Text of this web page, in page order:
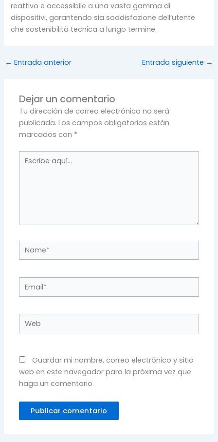
reattivo e accessibile a una vasta gamma di
dispositivi, garantendo sia soddisfazione dell’utente
che sostenibilità tecnica a lungo termine.
← Entrada anterior Entrada siguiente →
Dejar un comentario
Tu dirección de correo electrónico no será
publicada. Los campos obligatorios están
marcados con *
Escribe
Name*
Email*
Web
Guardar mi nombre, correo electrónico y sitio
web en este navegador para la próxima vez que
haga un comentario.